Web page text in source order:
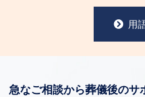
用
急なご相談から葬儀後のサ